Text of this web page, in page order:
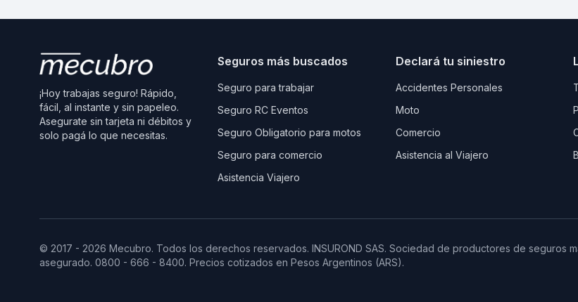
¡Hoy trabajas seguro! Rápido,
fácil, al instante y sin papeleo.
Asegurate sin tarjeta ni débitos y
solo pagá lo que necesitas.
Seguros más buscados
Seguro para trabajar
Seguro RC Eventos
Seguro Obligatorio para motos
Seguro para comercio
Asistencia Viajero
Declará tu siniestro
Accidentes Personales
Moto
Comercio
Asistencia al Viajero
© 2017 - 2026 Mecubro. Todos los derechos reservados. INSUROND SAS. Sociedad de productores de seguros
asegurado. 0800 - 666 - 8400. Precios cotizados en Pesos Argentinos (ARS).